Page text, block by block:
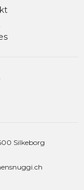
Silkeborg